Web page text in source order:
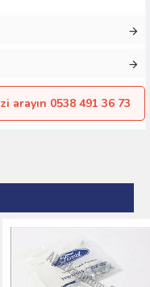
arayın 0538 491 36 73